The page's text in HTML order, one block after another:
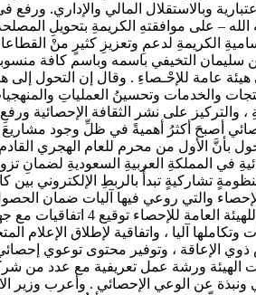
وبالاستقلال المالي والإداري.
– على موافقتهِ الكريمةِ بتحويلِ
الكريمةِ لدعمِ وتعزيزِ كثيرٍ منْ
سليمان التخيفي باسمه وباسم كافة
عامة للإحْـصاءِ . وقال إن التحول
والخدمات وتحسينُ العملياتِ
على نشر الثقافة الإحصائية
أصبحَ أكثرُ أهميةً في ظلِّ وجود
بأنَّ الأول من محرم للعام الهجري
في المملكةِ العربيةِ السعوديةِ
تشاركيةٍ تبدأُ بالربطِ الإلكتروني
والتي روعي فيها آليات ضمان
العالمية عبر عدد من النوافذ
وتكاملها آليا ، واتفاقية لإطلاق
ذوي الإعاقة ، وتوفير محتوى توعوي
ورشة عمل تعريفية مع عدد من
عن الوعي الإحصائي . وأعرب وزير